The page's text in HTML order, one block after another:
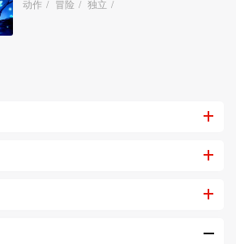
动作 / 冒险 / 独立 /